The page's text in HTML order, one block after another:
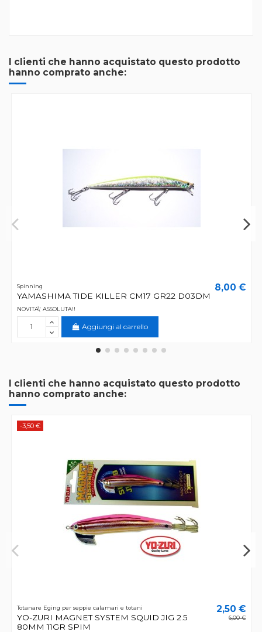
I clienti che hanno acquistato questo prodotto
hanno comprato anche:
Spinning
YAMASHIMA TIDE KILLER CM17 GR22 D03DM
8,00 €
NOVITA\' ASSOLUTA!!
Aggiungi al carrello
I clienti che hanno acquistato questo prodotto
hanno comprato anche:
-3,50 €
Totanare Eging per seppie calamari e totani
YO-ZURI MAGNET SYSTEM SQUID JIG 2.5
80MM 11GR SPIM
2,50 €
6,00 €